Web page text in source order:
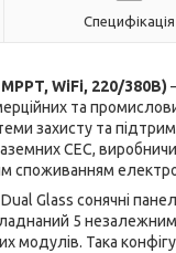
Специфікація
WiFi, 220/380В)
та
захисту та
СЕС,
споживанням
Glass сонячні
5
модулів. Така